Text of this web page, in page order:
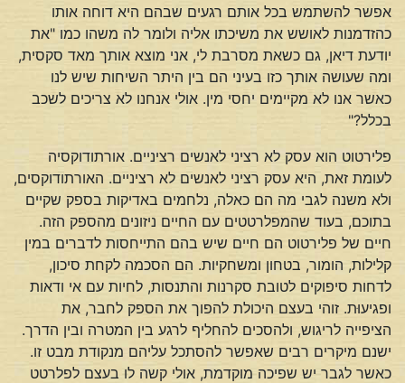
אפשר להשתמש בכל אותם רגעים שבהם היא דוחה אותו
כהזדמנות לאושש את משיכתו אליה ולומר לה משהו כמו "את
יודעת דיאן, גם כשאת מסרבת לי, אני מוצא אותך מאד סקסית,
ומה שעושה אותך כזו בעיני הם בין היתר השיחות שיש לנו
כאשר אנו לא מקיימים יחסי מין. אולי אנחנו לא צריכים לשכב
בכלל?"
פלירטוט הוא עסק לא רציני לאנשים רציניים. אורתודוקסיה
לעומת זאת, היא עסק רציני לאנשים לא רציניים. האורתודוקסים,
ולא משנה לגבי מה הם כאלה, נלחמים באדיקות בספק שקיים
בתוכם, בעוד שהמפלרטטים עם החיים ניזונים מהספק הזה.
חיים של פלירטוט הם חיים שיש בהם התייחסות לדברים במין
קלילות, הומור, בטחון ומשחקיות. הם הסכמה לקחת סיכון,
לדחות סיפוקים לטובת סקרנות והתנסות, לחיות עם אי ודאות
ופגיעוּת. זוהי בעצם היכולת להפוך את הספק לחבר, את
הציפייה לריגוש, ולהסכים להחליף לרגע בין המטרה ובין הדרך.
ישנם מיקרים רבים שאפשר להסתכל עליהם מנקודת מבט זו.
כאשר לגבר יש שפיכה מוקדמת, אולי קשה לו בעצם לפלרטט